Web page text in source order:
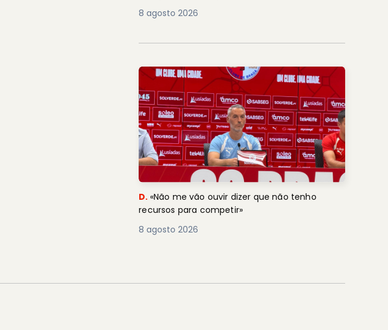
8 agosto 2026
D. «Não me vão ouvir dizer que não tenho
recursos para competir»
8 agosto 2026